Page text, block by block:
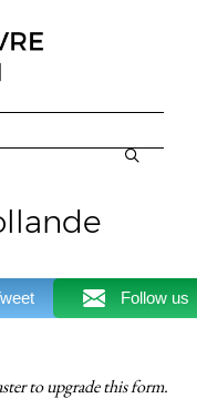
Follow us
toupgradethis form.